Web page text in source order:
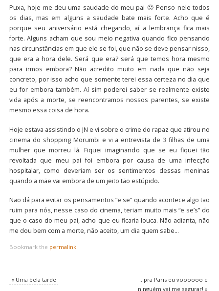
Puxa, hoje me deu uma saudade do meu pai 🙁 Penso nele todos
os dias, mas em alguns a saudade bate mais forte. Acho que é
porque seu aniversário está chegando, aí a lembrança fica mais
forte. Alguns acham que sou meio negativa quando fico pensando
nas circunstâncias em que ele se foi, que não se deve pensar nisso,
que era a hora dele. Será que era? será que temos hora mesmo
para irmos embora? Não acredito muito em nada que não seja
concreto, por isso acho que somente terei essa certeza no dia que
eu for embora também. Aí sim poderei saber se realmente existe
vida após a morte, se reencontramos nossos parentes, se existe
mesmo essa coisa de hora.
Hoje estava assistindo o JN e vi sobre o crime do rapaz que atirou no
cinema do shopping Morumbi e vi a entrevista de 3 filhas de uma
mulher que morreu lá. Fiquei imaginando que se eu fiquei tão
revoltada que meu pai foi embora por causa de uma infecção
hospitalar, como deveriam ser os sentimentos dessas meninas
quando a mãe vai embora de um jeito tão estúpido.
Não dá para evitar os pensamentos “e se” quando acontece algo tão
ruim para nós, nesse caso do cinema, teriam muito mais “e se’s” do
que o caso do meu pai, acho que eu ficaria louca. Não adianta, não
me dou bem com a morte, não aceito, um dia quem sabe…
Bookmark the permalink.
«Uma bela tarde
…pra Paris eu voooooo e
ninguém vai me segurar!»